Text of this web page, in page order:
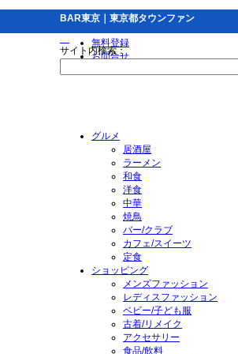
BAR東京｜東京都タウンファン
無料登録
お問合せ
サイト内検索：
グルメ
居酒屋
ラーメン
和食
洋食
中華
焼鳥
バー/クラブ
カフェ/スイーツ
定食
ショッピング
メンズファッション
レディスファッション
ベビー/子ども服
古着/リメイク
アクセサリー
食品/飲料